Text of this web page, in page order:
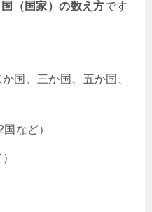
国（国家）の数え方です
国、三か国、五か国、
など）